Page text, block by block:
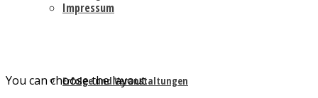
Erfolge und Veranstaltungen
Impressum
You can choose the layout